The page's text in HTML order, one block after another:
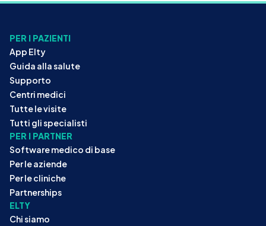
PER I PAZIENTI
App Elty
Guida alla salute
Supporto
Centri medici
Tutte le visite
Tutti gli specialisti
PER I PARTNER
Software medico di base
Per le aziende
Per le cliniche
Partnerships
ELTY
Chi siamo